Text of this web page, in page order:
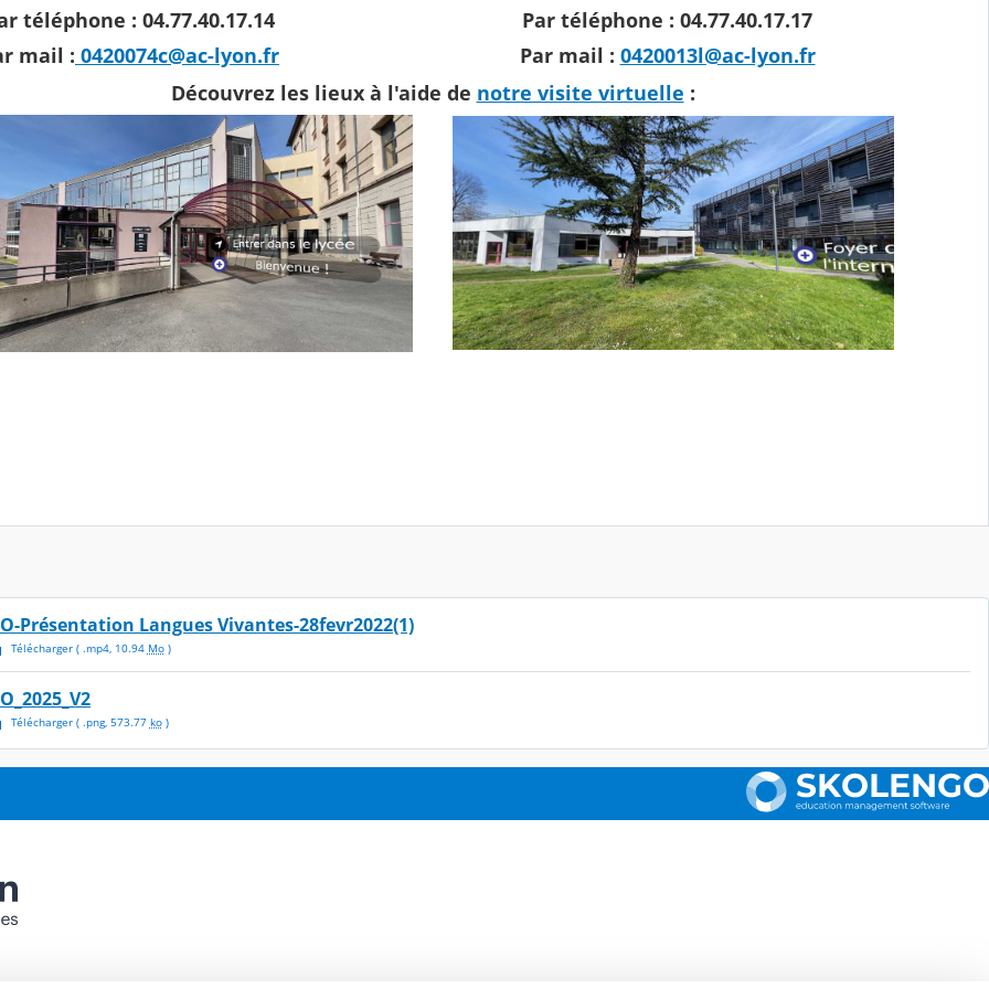
téléphone : 04.77.40.17.14
mail : 0420074c@ac-lyon.fr
Par téléphone : 04.77.40.17.17
Par mail : 0420013l@ac-lyon.fr
Découvrez les lieux à l'aide de notre visite virtuelle :
Présentation Langues Vivantes-28fevr2022(1)
Télécharger( .mp4, 10.94 Mo)
Télécharger( .png, 573.77 ko)